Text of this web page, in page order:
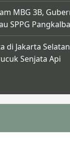
MBG 3B,
SPPG
di Jakarta
Senjata Api